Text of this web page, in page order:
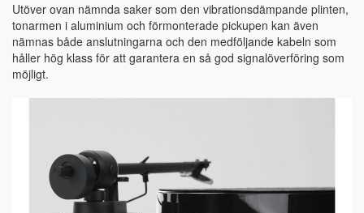
Utöver ovan nämnda saker som den vibrationsdämpande plinten,
tonarmen i aluminium och förmonterade pickupen kan även
nämnas både anslutningarna och den medföljande kabeln som
håller hög klass för att garantera en så god signalöverföring som
möjligt.